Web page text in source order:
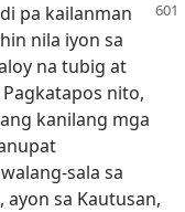
pa kailanman
nila iyon sa
na tubig at
nito,
kanilang mga
sala sa
ayon sa Kautusan,